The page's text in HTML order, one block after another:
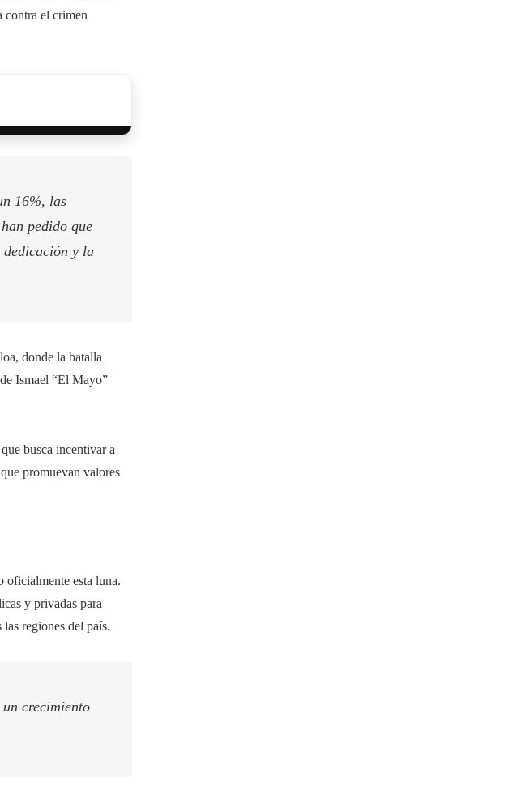
contra el crimen
16%, las
pedido que
dedicación y la
donde la batalla
Ismael “El Mayo”
busca incentivar a
promuevan valores
oficialmente esta luna.
y privadas para
regiones del país.
crecimiento